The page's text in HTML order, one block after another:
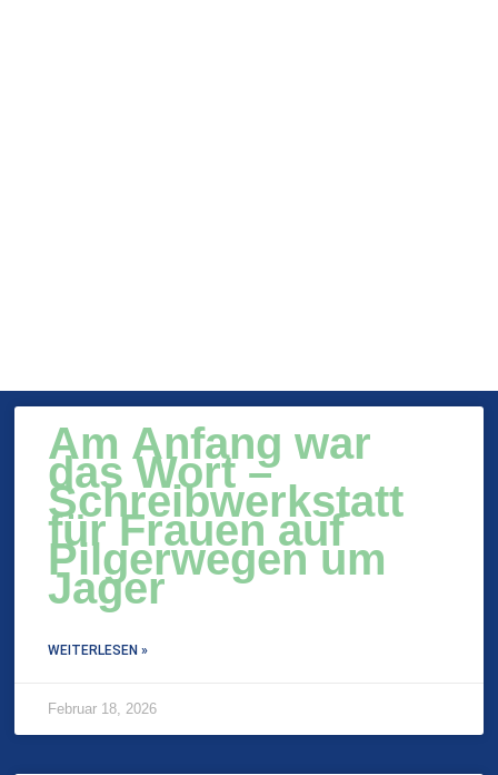
Am Anfang war
das Wort –
Schreibwerkstatt
für Frauen auf
Pilgerwegen um
Jager
WEITERLESEN »
Februar 18, 2026